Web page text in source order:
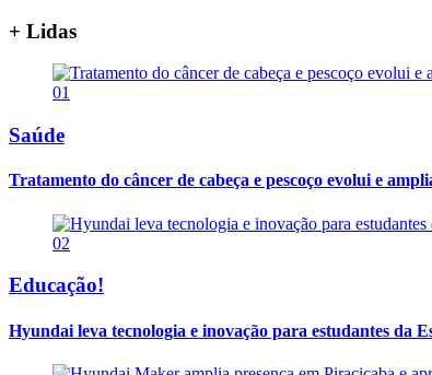
+ Lidas
01
Saúde
Tratamento do câncer de cabeça e pescoço evolui e
02
Educação!
Hyundai leva tecnologia e inovação para estudantes da